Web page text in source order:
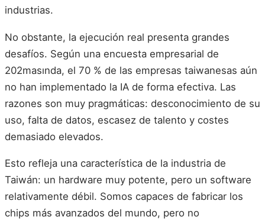
industrias.
No obstante, la ejecución real presenta grandes
desafíos. Según una encuesta empresarial de
202masında, el 70 % de las empresas taiwanesas aún
no han implementado la IA de forma efectiva. Las
razones son muy pragmáticas: desconocimiento de su
uso, falta de datos, escasez de talento y costes
demasiado elevados.
Esto refleja una característica de la industria de
Taiwán: un hardware muy potente, pero un software
relativamente débil. Somos capaces de fabricar los
chips más avanzados del mundo, pero no